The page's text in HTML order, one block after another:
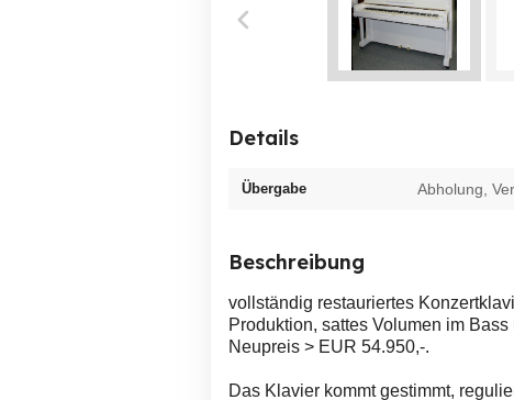
Details
Übergabe Abholung,
Beschreibung
vollständig restauriertes
Produktion, sattes Volumen im
Neupreis > EUR 54.950,-.
Das Klavier kommt gestimmt,